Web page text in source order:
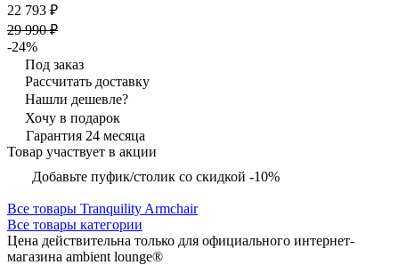
22 793 ₽
29 990 ₽
-24%
Под заказ
Рассчитать доставку
Нашли дешевле?
Хочу в подарок
Гарантия 24 месяца
Товар участвует в акции
Добавьте пуфик/столик со скидкой -10%
Все товары Tranquility Armchair
Все товары категории
Цена действительна только для официального интернет-
магазина ambient lounge®